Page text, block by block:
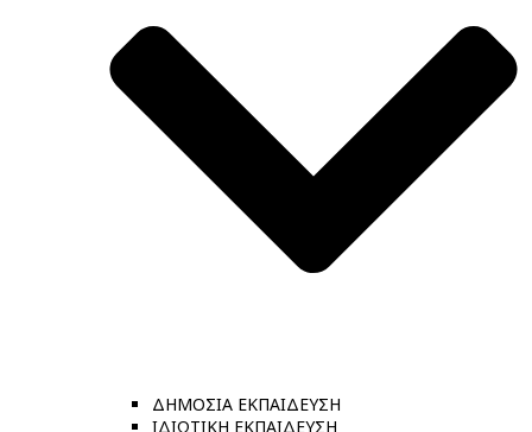
ΔΗΜΟΣΙΑ ΕΚΠΑΙΔΕΥΣΗ
ΙΔΙΩΤΙΚΗ ΕΚΠΑΙΔΕΥΣΗ